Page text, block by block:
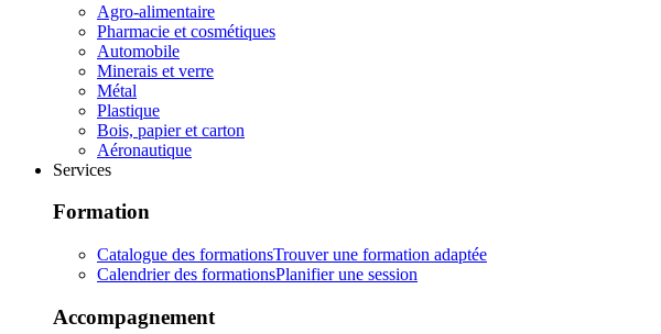
Agro-alimentaire
Pharmacie et cosmétiques
Automobile
Minerais et verre
Métal
Plastique
Bois, papier et carton
Aéronautique
Services
Formation
Catalogue des formationsTrouver une formation adaptée
Calendrier des formationsPlanifier une session
Accompagnement